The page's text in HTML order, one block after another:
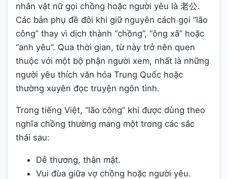
nhân vật nữ gọi chồng hoặc người yêu là 老公.
Các bản phụ đề đôi khi giữ nguyên cách gọi “lão
công” thay vì dịch thành “chồng”, “ông xã” hoặc
“anh yêu”. Qua thời gian, từ này trở nên quen
thuộc với một bộ phận người xem, nhất là những
người yêu thích văn hóa Trung Quốc hoặc
thường xuyên đọc truyện ngôn tình.
Trong tiếng Việt, “lão công” khi được dùng theo
nghĩa chồng thường mang một trong các sắc
thái sau:
Dễ thương, thân mật.
Vui đùa giữa vợ chồng hoặc người yêu.